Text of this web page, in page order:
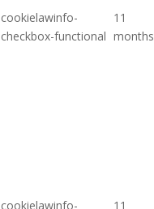
cookielawinfo-
checkbox-functional
11
months
cookielawinfo-
11